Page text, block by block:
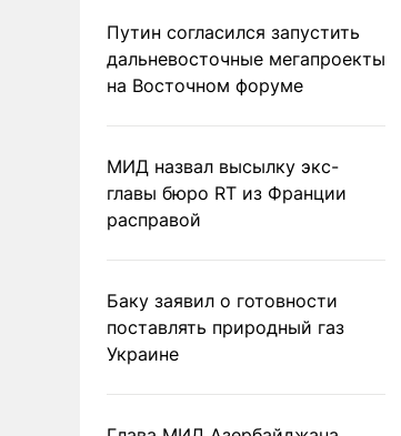
Путин согласился запустить
дальневосточные мегапроекты
на Восточном форуме
МИД назвал высылку экс-
главы бюро RT из Франции
расправой
Баку заявил о готовности
поставлять природный газ
Украине